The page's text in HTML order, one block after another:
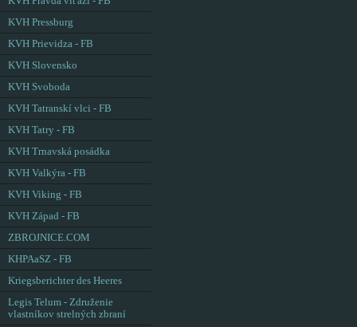
KVH Pressburg
KVH Prievidza - FB
KVH Slovensko
KVH Svoboda
KVH Tatranskí vlci - FB
KVH Tatry - FB
KVH Trnavská posádka
KVH Valkýra - FB
KVH Viking - FB
KVH Západ - FB
ZBROJNICE.COM
KHPAaSZ - FB
Kriegsberichter des Heeres
Legis Telum - Združenie
vlastníkov strelných zbraní